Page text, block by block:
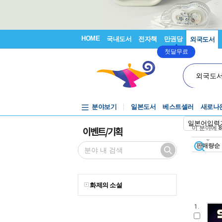
HOME 국내도서 전자책 만권당
첫달무료
외국도서
외국도
일본어입력
분야보기 일본도서 베스트셀러 새로나
이벤트/기획
화제의 소설
이 분야에
판매량순
1.